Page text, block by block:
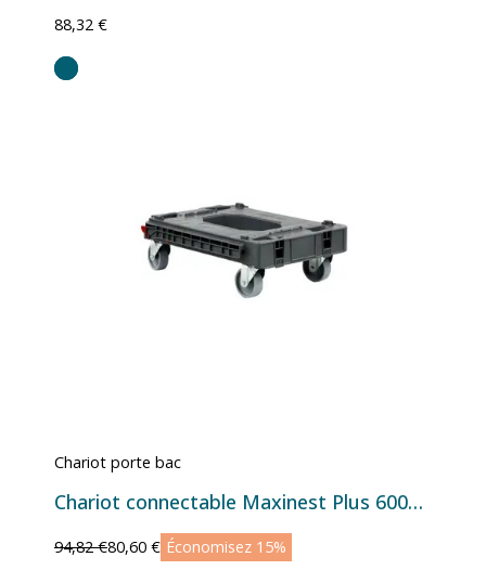
88,32 €
Chariot porte bac
Chariot connectable Maxinest Plus 600x454
94,82 €80,60 € Économisez 15%